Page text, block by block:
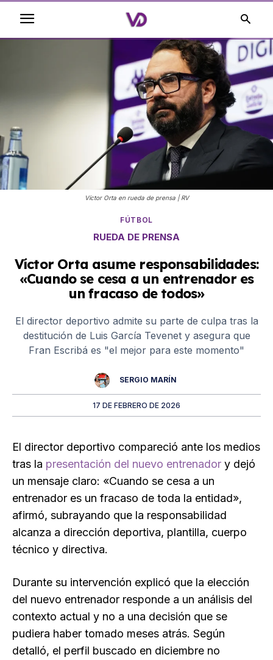
Víctor Orta en rueda de prensa | RV
FÚTBOL
RUEDA DE PRENSA
Víctor Orta asume responsabilidades:
«Cuando se cesa a un entrenador es
un fracaso de todos»
El director deportivo admite su parte de culpa tras la
destitución de Luis García Tevenet y asegura que
Fran Escribá es "el mejor para este momento"
SERGIO MARÍN
17 DE FEBRERO DE 2026
El director deportivo compareció ante los medios
tras la presentación del nuevo entrenador y dejó
un mensaje claro: «Cuando se cesa a un
entrenador es un fracaso de toda la entidad»,
afirmó, subrayando que la responsabilidad
alcanza a dirección deportiva, plantilla, cuerpo
técnico y directiva.
Durante su intervención explicó que la elección
del nuevo entrenador responde a un análisis del
contexto actual y no a una decisión que se
pudiera haber tomado meses atrás. Según
detalló, el perfil buscado en diciembre no